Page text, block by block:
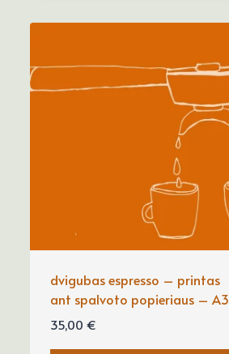
dvigubas espresso – printas
ant spalvoto popieriaus – A3
35,00 €